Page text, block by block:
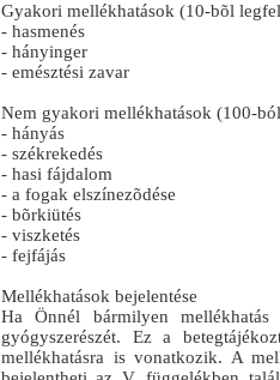
Gyakori mellékhatások (10-bõl
- hasmenés
- hányinger
- emésztési zavar
Nem gyakori mellékhatások (100-
- hányás
- székrekedés
- hasi fájdalom
- a fogak elszínezõdése
- bõrkiütés
- viszketés
- fejfájás
Mellékhatások bejelentése
Ha Önnél bármilyen mellékhatás
gyógyszerészét. Ez a
mellékhatásra is vonatkozik. A